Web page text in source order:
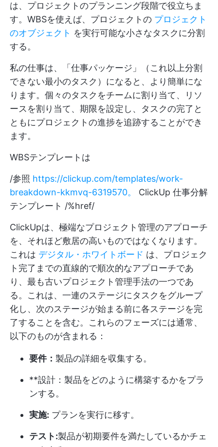
は、プロジェクトのプランニング段階で役立ちま
す。WBSを使えば、プロジェクトの プロジェクト
のオブジェクト を実行可能な小さなタスクに分割
する。
私の仕事は、「仕事パッケージ」（これ以上分割
できない最小のタスク）になると、より簡単にな
ります。個々のタスクをチームに割り当て、リソ
ースを割り当て、期限を設定し、タスクの完了と
ともにプロジェクトの進捗を追跡することができ
ます。
WBSテンプレートは
/参照 https://clickup.com/templates/work-
breakdown-kkmvq-6319570。
ClickUp 仕事分解
テンプレート /%href/
ClickUpは、極端なプロジェクト管理のアプローチ
を、それほど敷居の高いものではなくなります。
これは デジタル・ホワイトボード は、プロジェク
ト完了までの直線的で順次的なアプローチであ
り、最も古いプロジェクト管理手法の一つであ
る。これは、一連のステージにタスクをグループ
化し、次のステージが始まる前に各ステージを完
了することを含む。これらのフェーズには通常、
以下のものが含まれる：
要件： 製品の詳細を収集する。
**設計：製品をどのように構築するかをプラ
ンする。
実施: プランを実行に移す。
テスト:製品が初期要件を満たしているかチェ